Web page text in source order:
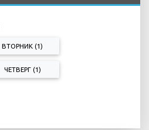
ВТОРНИК (1)
ЧЕТВЕРГ (1)